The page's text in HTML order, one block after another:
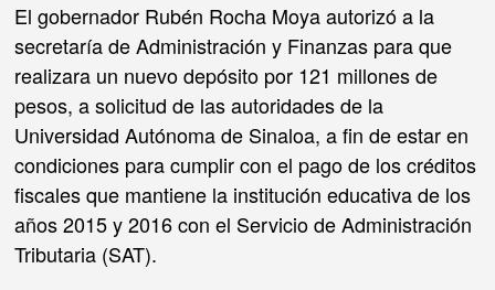
El gobernador Rubén Rocha Moya autorizó a la
secretaría de Administración y Finanzas para que
realizara un nuevo depósito por 121 millones de
pesos, a solicitud de las autoridades de la
Universidad Autónoma de Sinaloa, a fin de estar en
condiciones para cumplir con el pago de los créditos
fiscales que mantiene la institución educativa de los
años 2015 y 2016 con el Servicio de Administración
Tributaria (SAT).